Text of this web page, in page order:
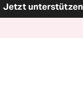
Jetzt unterstützen